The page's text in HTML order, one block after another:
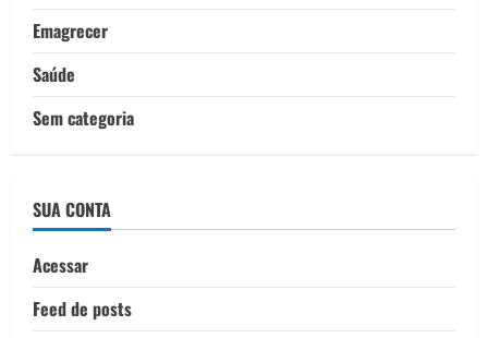
Emagrecer
Saúde
Sem categoria
SUA CONTA
Acessar
Feed de posts